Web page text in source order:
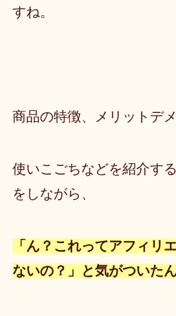
すね。
商品の特徴、メリットデメ
使いこごちなどを紹介す
をしながら、
「ん？これってアフィリ
ないの？」
と気がついたん